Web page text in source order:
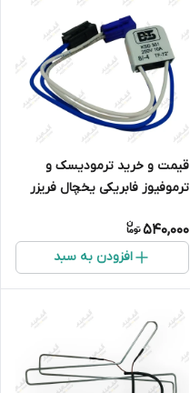
قیمت و خرید ترمودیسک و
ترموفیوز فابریکی یخچال فریزر
540,000
افزودن به سبد